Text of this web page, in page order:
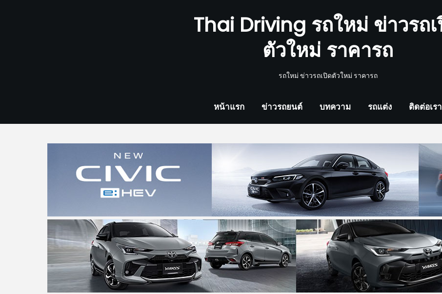
Thai Driving รถใหม่ ข่าวรถ
ตัวใหม่ ราคารถ
รถใหม่ ข่าวรถเปิดตัวใหม่ ราคารถ
หน้าแรก ข่าวรถยนต์ บทความ รถแต่ง ติดต่อเรา